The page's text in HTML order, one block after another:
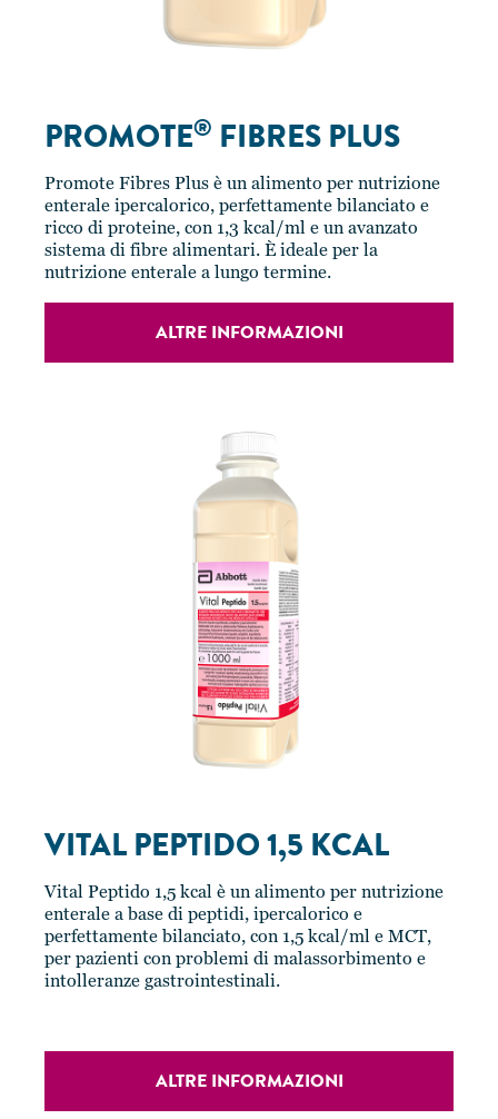
PROMOTE® FIBRES PLUS
Promote Fibres Plus è un alimento per nutrizione
enterale ipercalorico, perfettamente bilanciato e
ricco di proteine, con 1,3 kcal/ml e un avanzato
sistema di fibre alimentari. È ideale per la
nutrizione enterale a lungo termine.
ALTRE INFORMAZIONI
VITAL PEPTIDO 1,5 KCAL
Vital Peptido 1,5 kcal è un alimento per nutrizione
enterale a base di peptidi, ipercalorico e
perfettamente bilanciato, con 1,5 kcal/ml e MCT,
per pazienti con problemi di malassorbimento e
intolleranze gastrointestinali.
ALTRE INFORMAZIONI